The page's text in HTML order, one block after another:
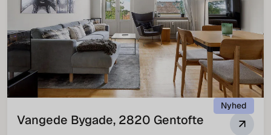
Nyhed
Vangede Bygade, 2820 Gentofte